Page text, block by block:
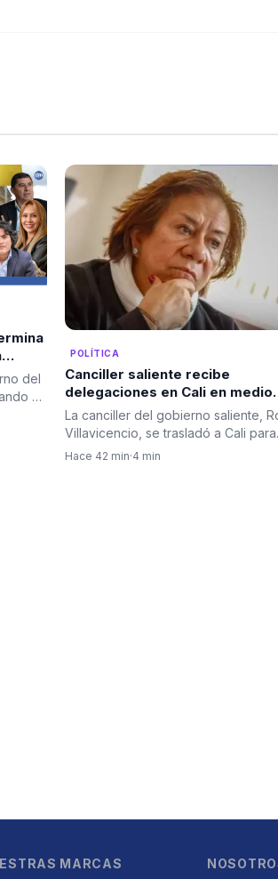
del
un
POLÍTICA
Canciller saliente recibe
delegaciones en Cali en medio
del rechazo de algunas que ha
llevado a cambios en el
diplomático
La canciller del gobierno saliente,
Villavicencio, se trasladó a Cali para
encabezar el…
Hace 42 min·4 min
MARCAS